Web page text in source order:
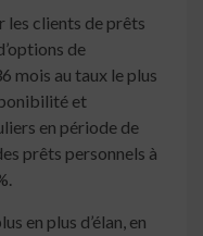
les clients de prêts
de
mois au taux le plus
et
en période de
prêts personnels à
en plus d’élan, en